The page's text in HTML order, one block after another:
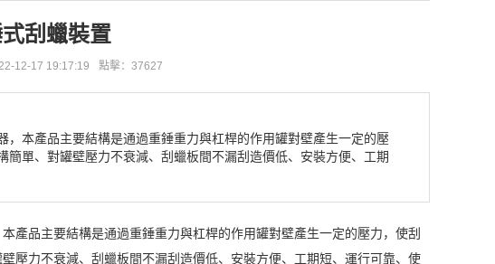
刮蠟裝置
12-17 19:17:19 點擊：37627
本產品主要結構是通過重錘重力與杠桿的作用罐對壁產生一定的壓
單、對罐壁壓力不衰減、刮蠟板間不漏刮造價低、安裝方便、工期
產品主要結構是通過重錘重力與杠桿的作用罐對壁產生一定的壓力，使刮
壓力不衰減、刮蠟板間不漏刮造價低、安裝方便、工期短、運行可靠、使